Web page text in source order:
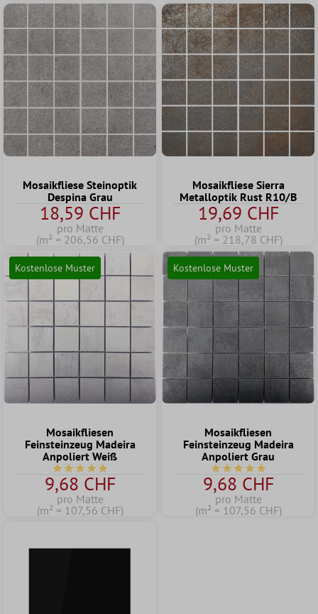
Mosaikfliese Steinoptik
Despina Grau
18,59 CHF
pro Matte
(m² = 206,56 CHF)
Mosaikfliese Sierra
Metalloptik Rust R10/B
19,69 CHF
pro Matte
(m² = 218,78 CHF)
Kostenlose Muster
Mosaikfliesen
Feinsteinzeug Madeira
Anpoliert Weiß
Durchschnittliche Bewertung von 5 von 5 Sternen
9,68 CHF
pro Matte
(m² = 107,56 CHF)
Kostenlose Muster
Mosaikfliesen
Feinsteinzeug Madeira
Anpoliert Grau
Durchschnittliche
9,68 CHF
pro Matte
(m² = 107,56 CHF)